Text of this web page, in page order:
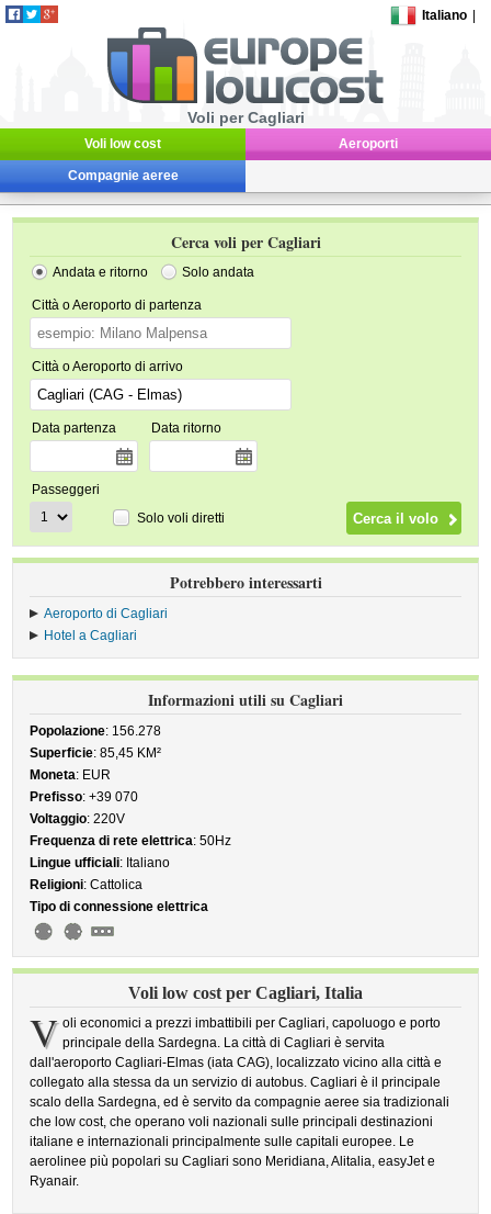
Italiano
Voli per Cagliari
Voli low cost Aeroporti
Compagnie aeree
Cerca voli per Cagliari
Andata e ritorno Solo andata
Città o Aeroporto di partenza
Città o Aeroporto di arrivo
Data partenza Data ritorno
Passeggeri
Solo voli diretti
Potrebbero interessarti
Aeroporto di Cagliari
Hotel a Cagliari
Informazioni utili su Cagliari
Popolazione: 156.278
Superficie: 85,45 KM²
Moneta: EUR
Prefisso: +39 070
Voltaggio: 220V
Frequenza di rete elettrica: 50Hz
Lingue ufficiali: Italiano
Religioni: Cattolica
Tipo di connessione elettrica
Voli low cost per Cagliari, Italia
V oli economici a prezzi imbattibili per Cagliari, capoluogo e porto
principale della Sardegna. La città di Cagliari è servita
dall'aeroporto Cagliari-Elmas (iata CAG), localizzato vicino alla città e
collegato alla stessa da un servizio di autobus. Cagliari è il principale
scalo della Sardegna, ed è servito da compagnie aeree sia tradizionali
che low cost, che operano voli nazionali sulle principali destinazioni
italiane e internazionali principalmente sulle capitali europee. Le
aerolinee più popolari su Cagliari sono Meridiana, Alitalia, easyJet e
Ryanair.